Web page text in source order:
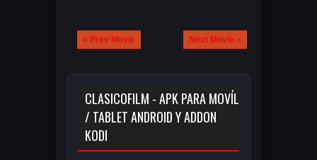
« Prev Movie Next Movie »
CLASICOFILM - APK PARA MOVÍL
/ TABLET ANDROID Y ADDON
KODI